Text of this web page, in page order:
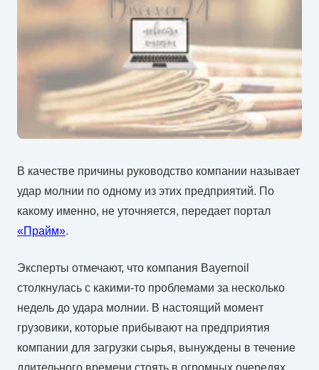
В качестве причины руководство компании называет
удар молнии по одному из этих предприятий. По
какому именно, не уточняется, передает портал
«Прайм».
Эксперты отмечают, что компания Bayernoil
столкнулась с какими-то проблемами за несколько
недель до удара молнии. В настоящий момент
грузовики, которые прибывают на предприятия
компании для загрузки сырья, вынуждены в течение
длительного времени стоять в огромных очередях.